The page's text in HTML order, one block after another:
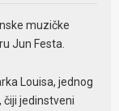
muzičke
Jun Festa.
Louisa, jednog
jedinstveni